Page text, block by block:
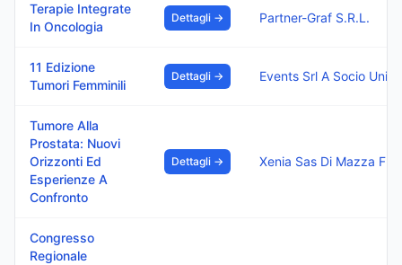
Terapie Integrate
In Oncologia
Dettagli → Partner-Graf S.R.L.
11 Edizione
Tumori Femminili
Dettagli → Events Srl A Socio Unico
Tumore Alla
Prostata: Nuovi
Orizzonti Ed
Esperienze A
Confronto
Dettagli →
Congresso
Regionale